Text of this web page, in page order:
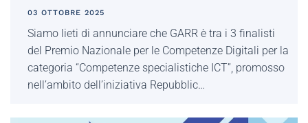
03 OTTOBRE 2025
Siamo lieti di annunciare che GARR è tra i 3 finalisti
del Premio Nazionale per le Competenze Digitali per la
categoria “Competenze specialistiche ICT”, promosso
nell’ambito dell’iniziativa Repubblic…